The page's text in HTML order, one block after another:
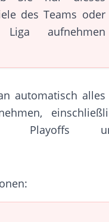
des Teams oder
aufnehmen
automatisch
Playoffs